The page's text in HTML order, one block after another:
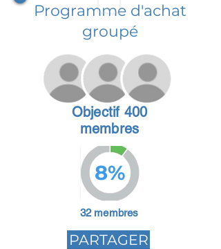
Programme d'achat
groupé
Objectif 400
membres
8%
32 membres
PARTAGER